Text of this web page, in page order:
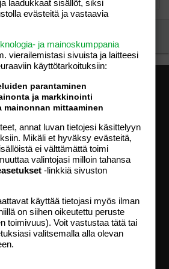
156
Tekniset tiedot, aikataulut ja
ilmoitushinnat
Tietoa verkon kävijöistä
Käyttöehdot
TUOTTEET
laadukkaat sisällöt, siksi
evästeitä ja vastaavia
ja mainoskumppania
vierailemis­tasi sivuista ja laitteesi
käyttötarkoituksiin:
parantaminen
ja markkinointi
mainonnan mittaaminen
annat luvan tietojesi käsittelyyn
Mikäli et hyväksy evästeitä,
ei välttämättä toimi
valintojasi milloin tahansa
-linkkiä sivuston
käyttää tietojasi myös ilman
on siihen oikeutettu peruste
toimivuus). Voit vastustaa tätä tai
valitsemalla alla olevan